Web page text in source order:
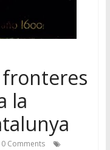
fronteres
la
0 Comments